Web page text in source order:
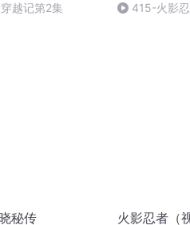
越记第2集
415-火影
秘传 火影忍者（